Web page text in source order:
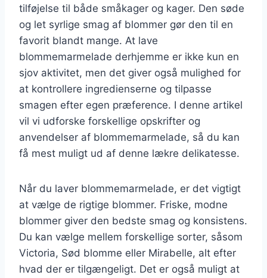
tilføjelse til både småkager og kager. Den søde
og let syrlige smag af blommer gør den til en
favorit blandt mange. At lave
blommemarmelade derhjemme er ikke kun en
sjov aktivitet, men det giver også mulighed for
at kontrollere ingredienserne og tilpasse
smagen efter egen præference. I denne artikel
vil vi udforske forskellige opskrifter og
anvendelser af blommemarmelade, så du kan
få mest muligt ud af denne lækre delikatesse.
Når du laver blommemarmelade, er det vigtigt
at vælge de rigtige blommer. Friske, modne
blommer giver den bedste smag og konsistens.
Du kan vælge mellem forskellige sorter, såsom
Victoria, Sød blomme eller Mirabelle, alt efter
hvad der er tilgængeligt. Det er også muligt at